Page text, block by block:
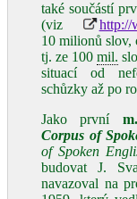
také součástí
(viz
http://
10 milionů slov,
tj. ze 100mil.
situací od
schůzky až po
Jako první
Corpus of
of Spoken
budovat J.
navazoval na